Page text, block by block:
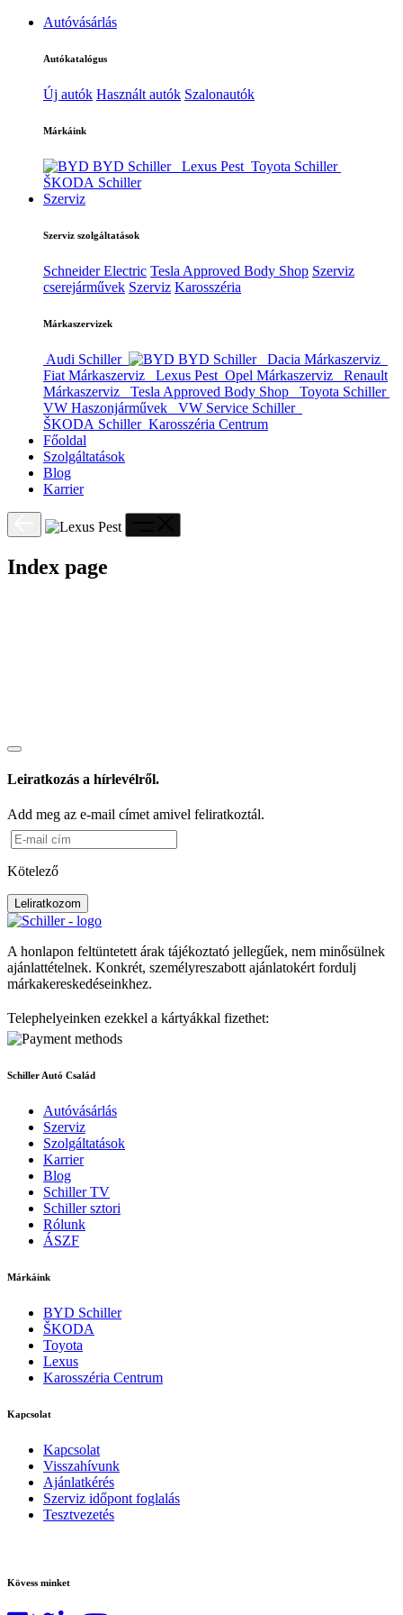
Autóvásárlás
Autókatalógus
Új autók Használt autók Szalonautók
Márkáink
BYD Schiller Lexus Pest Toyota Schiller
ŠKODA Schiller
Szerviz
Szerviz szolgáltatások
Schneider Electric Tesla Approved Body Shop Szerviz
cserejárművek Szerviz Karosszéria
Márkaszervizek
Audi Schiller BYD Schiller
Dacia Márkaszerviz
Fiat Márkaszerviz
Lexus Pest Opel Márkaszerviz
Renault
Márkaszerviz
Tesla Approved Body Shop
Toyota Schiller
VW Haszonjárművek
VW Service Schiller
ŠKODA Schiller Karosszéria Centrum
Főoldal
Szolgáltatások
Blog
Karrier
Index page
Leiratkozás a hírlevélről.
Add meg az e-mail címet amivel feliratkoztál.
Kötelező
Leliratkozom
A honlapon feltüntetett árak tájékoztató jellegűek, nem minősülnek
ajánlattételnek. Konkrét, személyreszabott ajánlatokért fordulj
márkakereskedéseinkhez.
Telephelyeinken ezekkel a kártyákkal fizethet:
Schiller Autó Család
Autóvásárlás
Szerviz
Szolgáltatások
Karrier
Blog
Schiller TV
Schiller sztori
Rólunk
ÁSZF
Márkáink
BYD Schiller
ŠKODA
Toyota
Lexus
Karosszéria Centrum
Kapcsolat
Kapcsolat
Visszahívunk
Ajánlatkérés
Szerviz időpont foglalás
Tesztvezetés
Kövess minket